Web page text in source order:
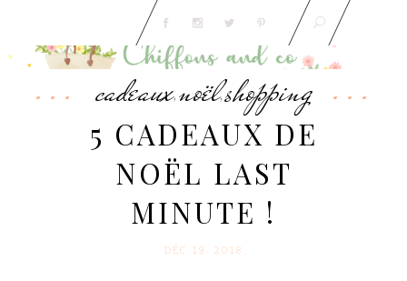
cadeaux, noël,shopping
5 CADEAUX DE
NOËL LAST
MINUTE !
DÉC 19. 2018